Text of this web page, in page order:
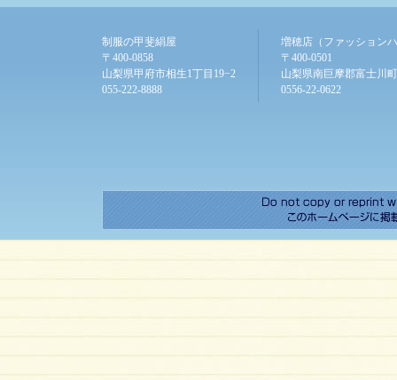
制服の甲斐絹屋
〒400-0858
山梨県甲府市相生1丁目19−2
055-222-8888
増穂店（ファッション
〒400-0501
山梨県南巨摩郡富士川
0556-22-0622